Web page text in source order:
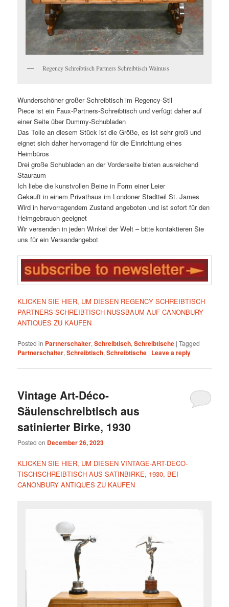
Regency Schreibtisch Partners Schreibtisch Walnuss
Wunderschöner großer Schreibtisch im Regency-Stil
Piece ist ein Faux-Partners-Schreibtisch und verfügt daher auf
einer Seite über Dummy-Schubladen
Das Tolle an diesem Stück ist die Größe, es ist sehr groß und
eignet sich daher hervorragend für die Einrichtung eines
Heimbüros
Drei große Schubladen an der Vorderseite bieten ausreichend
Stauraum
Ich liebe die kunstvollen Beine in Form einer Leier
Gekauft in einem Privathaus im Londoner Stadtteil St. James
Wird in hervorragendem Zustand angeboten und ist sofort für den
Heimgebrauch geeignet
Wir versenden in jeden Winkel der Welt – bitte kontaktieren Sie
uns für ein Versandangebot
KLICKEN SIE HIER, UM DIESEN REGENCY SCHREIBTISCH
PARTNERS SCHREIBTISCH NUSSBAUM AUF CANONBURY
ANTIQUES ZU KAUFEN
Posted in Partnerschalter,Schreibtisch,Schreibtische |Tagged
Partnerschalter,Schreibtisch,Schreibtische | Leave a reply
Vintage Art-Déco-
Säulenschreibtisch aus
satinierter Birke, 1930
Posted on December 26, 2023
KLICKEN SIE HIER, UM DIESEN VINTAGE-ART-DECO-
TISCHSCHREIBTISCH AUS SATINBIRKE, 1930, BEI
CANONBURY ANTIQUES ZU KAUFEN